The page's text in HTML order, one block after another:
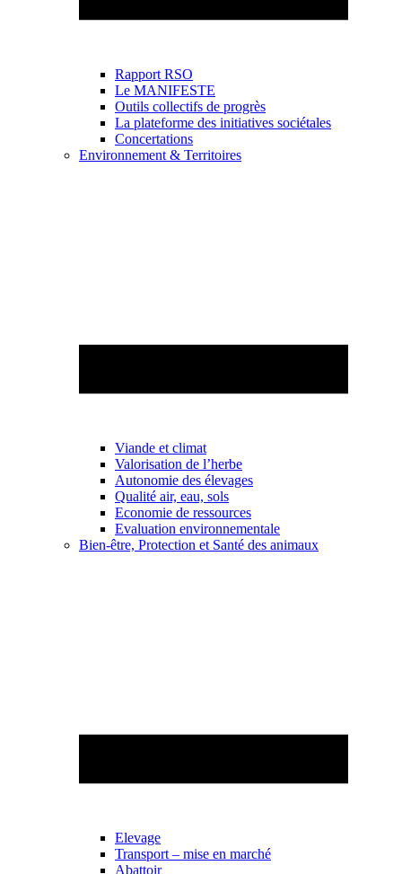
Rapport RSO
Le MANIFESTE
Outils collectifs de progrès
La plateforme des initiatives sociétales
Concertations
Environnement & Territoires
Viande et climat
Valorisation de l’herbe
Autonomie des élevages
Qualité air, eau, sols
Economie de ressources
Evaluation environnementale
Bien-être, Protection et Santé des animaux
Elevage
Transport – mise en marché
Abattoir